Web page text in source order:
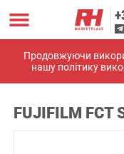
Продовжуючи
нашу політику
FUJIFILM FCT